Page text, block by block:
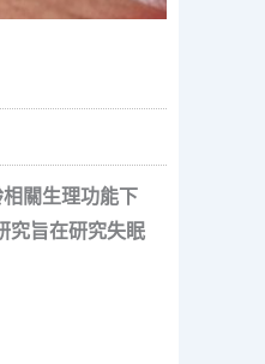
關生理功能下
究旨在研究失眠